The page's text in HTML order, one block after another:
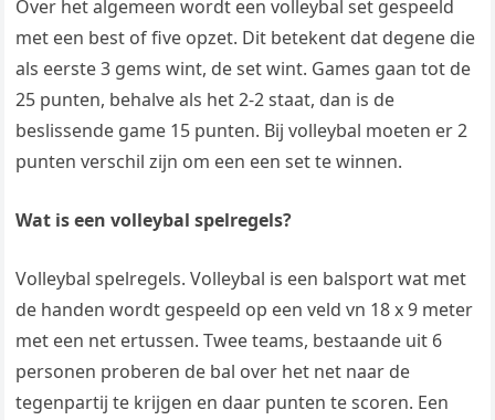
Over het algemeen wordt een volleybal set gespeeld
met een best of five opzet. Dit betekent dat degene die
als eerste 3 gems wint, de set wint. Games gaan tot de
25 punten, behalve als het 2-2 staat, dan is de
beslissende game 15 punten. Bij volleybal moeten er 2
punten verschil zijn om een een set te winnen.
Wat is een volleybal spelregels?
Volleybal spelregels. Volleybal is een balsport wat met
de handen wordt gespeeld op een veld vn 18 x 9 meter
met een net ertussen. Twee teams, bestaande uit 6
personen proberen de bal over het net naar de
tegenpartij te krijgen en daar punten te scoren. Een